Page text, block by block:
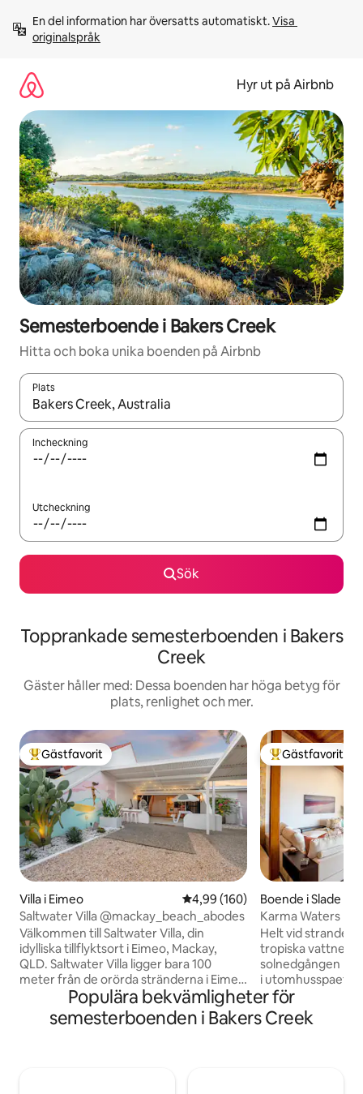
innehåll
En del information har översatts automatiskt. Visa
originalspråk
Hyr ut på Airbnb
Semesterboende i Bakers Creek
Hitta och boka unika boenden på Airbnb
Plats
När resultaten är tillgängliga kan du navigera med upp- och
Incheckning
Utcheckning
Sök
Topprankade semesterboenden i Bakers
Creek
Gäster håller med: Dessa boenden har höga betyg för
plats, renlighet och mer.
Populär gästfavorit
Gästfavorit
Villa i Eimeo 4,99 av 5 i genomsnittligt
4,99 (160)
Saltwater Villa @mackay_beach_abodes
Välkommen till Saltwater Villa, din
idylliska tillflyktsort i Eimeo, Mackay,
QLD. Saltwater Villa ligger bara 100
meter från de orörda stränderna i Eimeo
Beach och erbjuder den ultimata
kustsemestern. Kliv in genom den livliga
rosa entrén och låt dig förtrollas av den
Populär
Gästfavorit
Boende i Slade
Karma Waters
havsutsikt
Helt vid
tropiska vattnet i
solnedgången
i utomhusspaet
direkt ut till
den öppna
altanen ger alla
Populära bekvämligheter för
semesterboenden i Bakers Creek